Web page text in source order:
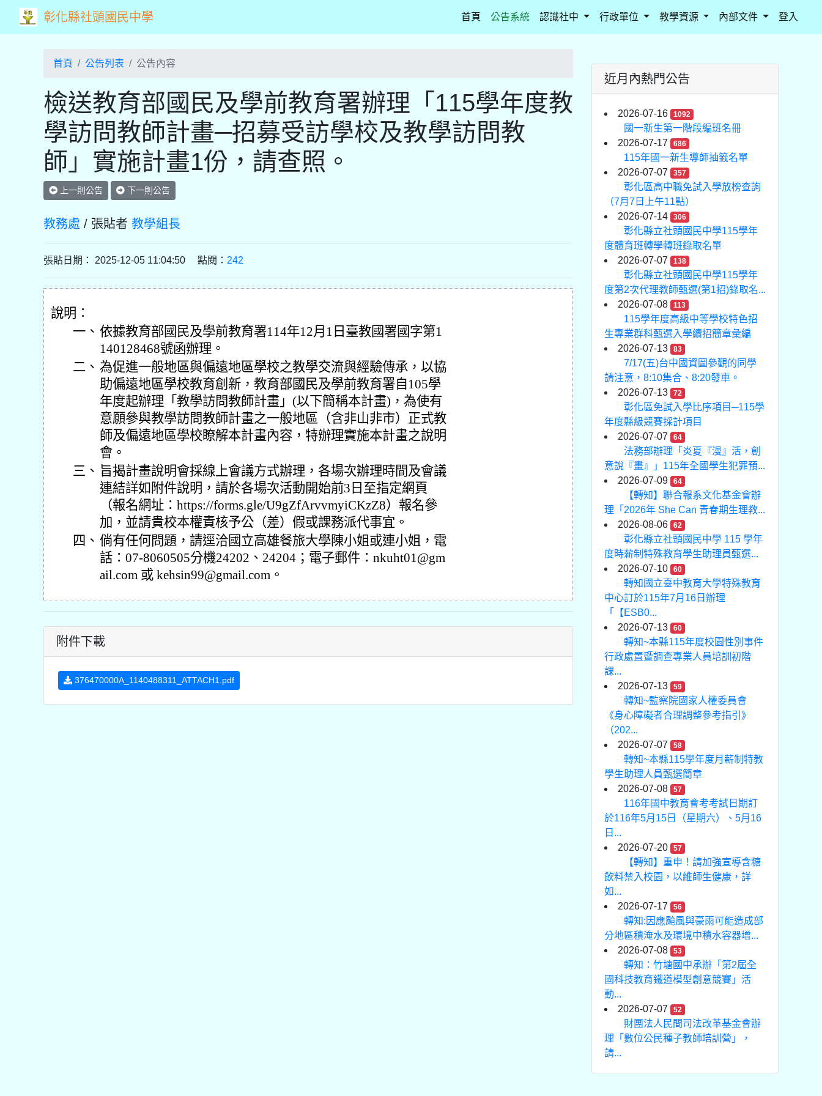
彰化縣社頭國民中學 首頁 (current)
公告系統 認識社中 行政單位 教學資源 內部文件 登入
首頁 公告列表 公告內容
檢送教育部國民及學前教育署辦理「115學年度教
學訪問教師計畫─招募受訪學校及教學訪問教
師」實施計畫1份，請查照。
上一則公告 下一則公告
教務處 / 張貼者 教學組長
張貼日期： 2025-12-05 11:04:50 點閱： 242
說明：
一、 依據教育部國民及學前教育署114年12月1日臺教國署國字第1
140128468號函辦理。
二、 為促進一般地區與偏遠地區學校之教學交流與經驗傳承，以協
助偏遠地區學校教育創新，教育部國民及學前教育署自105學
年度起辦理「教學訪問教師計畫」(以下簡稱本計畫)，為使有
意願參與教學訪問教師計畫之一般地區（含非山非市）正式教
師及偏遠地區學校瞭解本計畫內容，特辦理實施本計畫之說明
會。
三、 旨揭計畫說明會採線上會議方式辦理，各場次辦理時間及會議
連結詳如附件說明，請於各場次活動開始前3日至指定網頁
（報名網址：https://forms.gle/U9gZfArvvmyiCKzZ8）報名參
加，並請貴校本權責核予公（差）假或課務派代事宜。
四、 倘有任何問題，請逕洽國立高雄餐旅大學陳小姐或連小姐，電
話：07-8060505分機24202、24204；電子郵件：nkuht01@gm
ail.com 或 kehsin99@gmail.com。
附件下載
376470000A_1140488311_ATTACH1.pdf
近月內熱門公告
2026-07-16 1092
國一新生第一階段編班名冊
2026-07-17
686
115年國一新生導師抽籤名單
2026-07-07
357
彰化區高中職免試入學放榜查詢
（7月7日上午11點）
2026-07-14
306
彰化縣立社頭國民中學115學年
度體育班轉學轉班錄取名單
2026-07-07
138
彰化縣立社頭國民中學115學年
度第2次代理教師甄選(第1招)錄取名...
2026-07-08
113
115學年度高級中等學校特色招
生專業群科甄選入學續招簡章彙編
2026-07-13
83
7/17(五)台中國資圖參觀的同學
請注意，8:10集合、8:20發車。
2026-07-13
72
彰化區免試入學比序項目─115學
年度縣級競賽採計項目
2026-07-07
64
法務部辦理「炎夏『漫』活，創
意說『畫』」115年全國學生犯罪預...
2026-07-09
64
【轉知】聯合報系文化基金會辦
理「2026年 She Can 青春期生理教...
2026-08-06
62
彰化縣立社頭國民中學 115 學年
度時薪制特殊教育學生助理員甄選...
2026-07-10
60
轉知國立臺中教育大學特殊教育
中心訂於115年7月16日辦理
「【ESB0...
2026-07-13
60
轉知~本縣115年度校園性別事件
行政處置暨調查專業人員培訓初階
課...
2026-07-13
59
轉知~監察院國家人權委員會
《身心障礙者合理調整參考指引》
（202...
2026-07-07
58
轉知~本縣115學年度月薪制特教
學生助理人員甄選簡章
2026-07-08
57
116年國中教育會考考試日期訂
於116年5月15日（星期六）、5月16
日...
2026-07-20
57
【轉知】重申！請加強宣導含糖
飲料禁入校園，以維師生健康，詳
如...
2026-07-17
56
轉知:因應颱風與豪雨可能造成部
分地區積淹水及環境中積水容器增...
2026-07-08
53
轉知：竹塘國中承辦「第2屆全
國科技教育鐵道模型創意競賽」活
動...
2026-07-07
52
財團法人民間司法改革基金會辦
理「數位公民種子教師培訓營」，
請...